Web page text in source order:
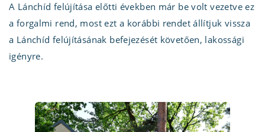
A Lánchíd felújítása előtti években már be volt vezetve ez
a forgalmi rend, most ezt a korábbi rendet állítjuk vissza
a Lánchíd felújításának befejezését követően, lakossági
igényre.